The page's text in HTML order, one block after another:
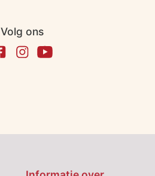
Volg ons